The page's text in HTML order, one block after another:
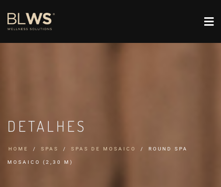
DETALHES
HOME SPAS SPAS DE MOSAICO ROUND SPA
MOSAICO (2,30 M)